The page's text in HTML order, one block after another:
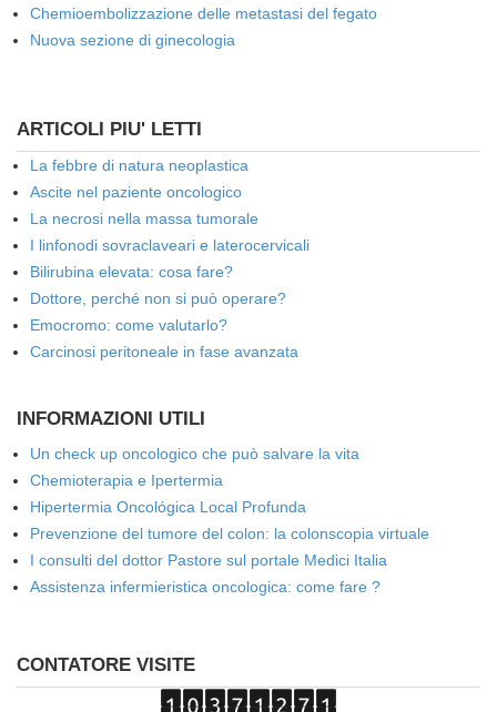
Chemioembolizzazione delle metastasi del fegato
Nuova sezione di ginecologia
ARTICOLI PIU' LETTI
La febbre di natura neoplastica
Ascite nel paziente oncologico
La necrosi nella massa tumorale
I linfonodi sovraclaveari e laterocervicali
Bilirubina elevata: cosa fare?
Dottore, perché non si può operare?
Emocromo: come valutarlo?
Carcinosi peritoneale in fase avanzata
INFORMAZIONI UTILI
Un check up oncologico che può salvare la vita
Chemioterapia e Ipertermia
Hipertermia Oncológica Local Profunda
Prevenzione del tumore del colon: la colonscopia virtuale
I consulti del dottor Pastore sul portale Medici Italia
Assistenza infermieristica oncologica: come fare ?
CONTATORE VISITE